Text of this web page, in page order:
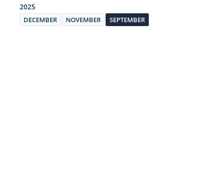
2025
DECEMBER NOVEMBER SEPTEMBER